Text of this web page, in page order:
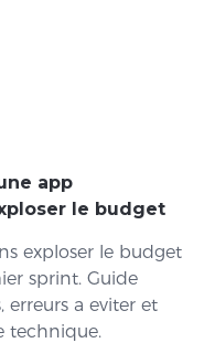
app
le budget
exploser le budget
sprint. Guide
erreurs a eviter et
technique.